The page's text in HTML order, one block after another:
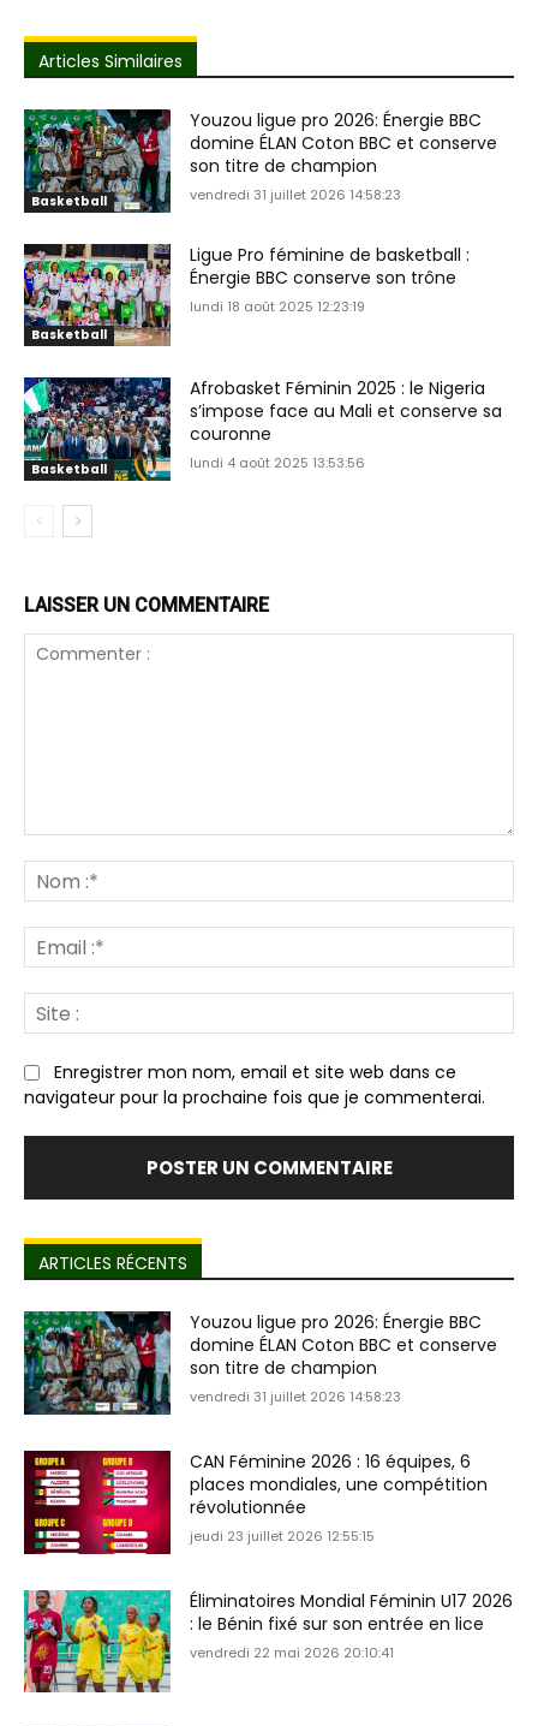
Articles Similaires
Basketball
Youzou ligue pro 2026: Énergie BBC
domine ÉLAN Coton BBC et conserve
son titre de champion
vendredi 31 juillet 2026 14:58:23
Basketball
Ligue Pro féminine de basketball :
Énergie BBC conserve son trône
lundi 18 août 2025 12:23:19
Basketball
Afrobasket Féminin 2025 : le Nigeria
s’impose face au Mali et conserve sa
couronne
lundi 4 août 2025 13:53:56
LAISSER UN COMMENTAIRE
:*
:*
:
Enregistrer mon nom, email et site web dans ce
navigateur pour la prochaine fois que je commenterai.
ARTICLES RÉCENTS
Youzou ligue pro 2026: Énergie BBC
domine ÉLAN Coton BBC et conserve
son titre de champion
vendredi 31 juillet 2026 14:58:23
CAN Féminine 2026 : 16 équipes, 6
places mondiales, une compétition
révolutionnée
jeudi 23 juillet 2026 12:55:15
Éliminatoires Mondial Féminin U17 2026
: le Bénin fixé sur son entrée en lice
vendredi 22 mai 2026 20:10:41